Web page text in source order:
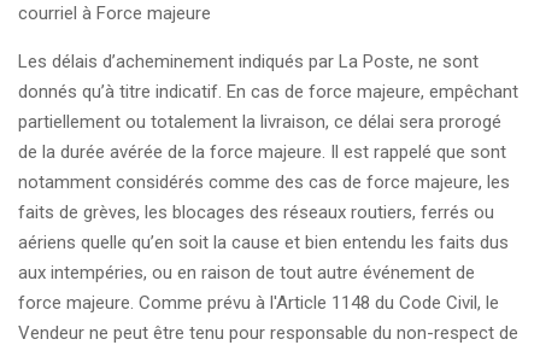
courriel à Force majeure
Les délais d’acheminement indiqués par La Poste, ne sont
donnés qu’à titre indicatif. En cas de force majeure, empêchant
partiellement ou totalement la livraison, ce délai sera prorogé
de la durée avérée de la force majeure. Il est rappelé que sont
notamment considérés comme des cas de force majeure, les
faits de grèves, les blocages des réseaux routiers, ferrés ou
aériens quelle qu’en soit la cause et bien entendu les faits dus
aux intempéries, ou en raison de tout autre événement de
force majeure. Comme prévu à l'Article 1148 du Code Civil, le
Vendeur ne peut être tenu pour responsable du non-respect de